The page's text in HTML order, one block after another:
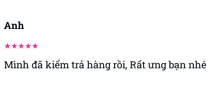
Anh
Mình đã kiểm trả hàng rồi, Rất ưng bạn nhé